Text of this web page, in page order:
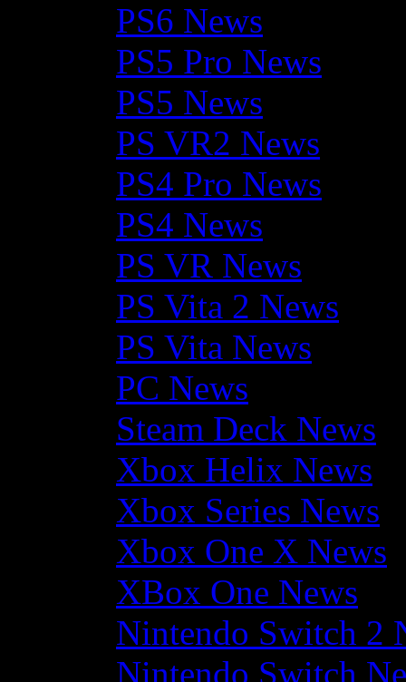
PS6 News
PS5 Pro News
PS5 News
PS VR2 News
PS4 Pro News
PS4 News
PS VR News
PS Vita 2 News
PS Vita News
PC News
Steam Deck News
Xbox Helix News
Xbox Series News
Xbox One X News
XBox One News
Nintendo Switch 2
Nintendo Switch